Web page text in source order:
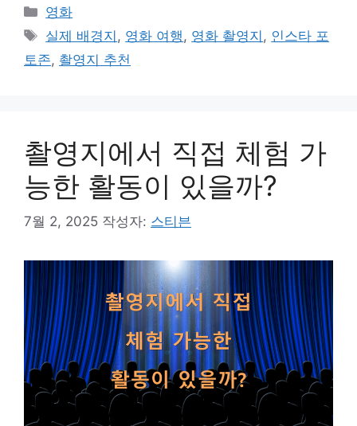
카
테
리
영화
태
그
실제 배경지 , 영화 여행, 영화 촬영지 , 인스타 포
토존, 촬영지 추천
촬영지에서 직접 체험 가
능한 활동이 있을까?
7월 2, 2025 작성자: 스티븐